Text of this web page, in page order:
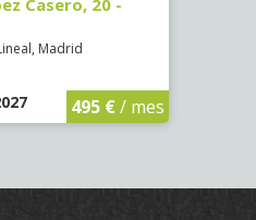
Casero, 20 -
Madrid
495 €/ mes